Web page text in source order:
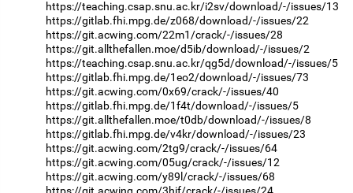
https://teaching.csap.snu.ac.kr/i2sv/download/-/issues/13
https://gitlab.fhi.mpg.de/z068/download/-/issues/22
https://git.acwing.com/22m1/crack/-/issues/28
https://git.allthefallen.moe/d5ib/download/-/issues/2
https://teaching.csap.snu.ac.kr/qg5d/download/-/issues/5
https://gitlab.fhi.mpg.de/1eo2/download/-/issues/73
https://git.acwing.com/0x69/crack/-/issues/40
https://gitlab.fhi.mpg.de/1f4t/download/-/issues/5
https://git.allthefallen.moe/t0db/download/-/issues/8
https://gitlab.fhi.mpg.de/v4kr/download/-/issues/23
https://git.acwing.com/2tg9/crack/-/issues/64
https://git.acwing.com/05ug/crack/-/issues/12
https://git.acwing.com/y89l/crack/-/issues/68